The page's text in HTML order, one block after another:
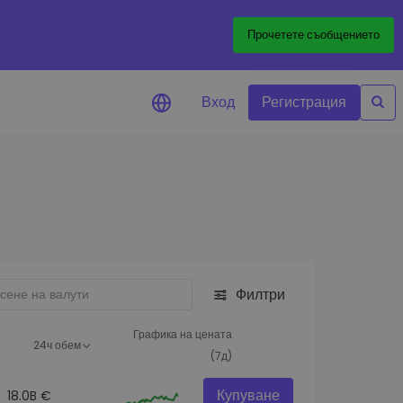
Прочетете съобщението
изпълнение
Вход Регистрация
Филтри
24ч обем
Графика на цената
(7д)
18.0B € Купуване